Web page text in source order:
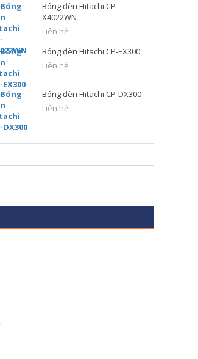
Bóng đèn Hitachi CP-
X4022WN
Liên hệ
Bóng đèn Hitachi CP-EX300
Liên hệ
Bóng đèn Hitachi CP-DX300
Liên hệ